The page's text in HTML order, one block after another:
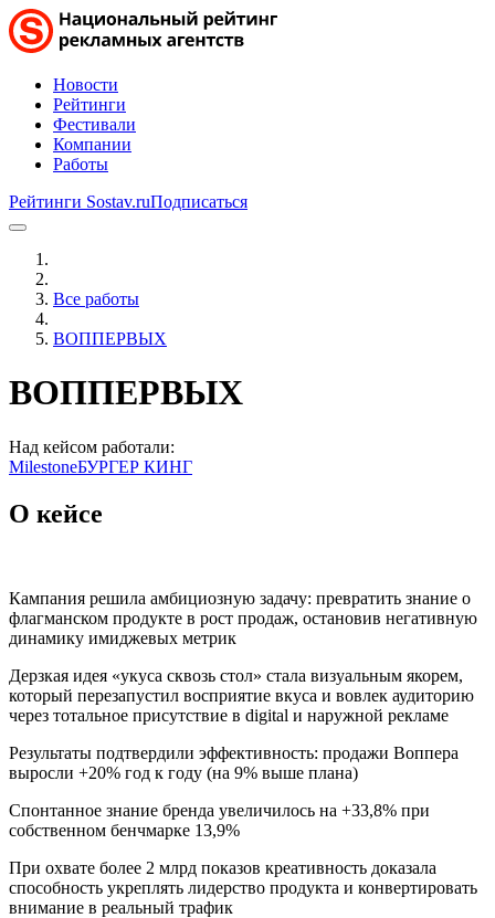
Новости
Рейтинги
Фестивали
Компании
Работы
Рейтинги Sostav.ruПодписаться
Все работы
ВОППЕРВЫХ
ВОППЕРВЫХ
Над кейсом работали:
MilestoneБУРГЕР КИНГ
О кейсе
Кампания решила амбициозную задачу: превратить знание о
флагманском продукте в рост продаж, остановив негативную
динамику имиджевых метрик
Дерзкая идея «укуса сквозь стол» стала визуальным якорем,
который перезапустил восприятие вкуса и вовлек аудиторию
через тотальное присутствие в digital и наружной рекламе
Результаты подтвердили эффективность: продажи Воппера
выросли +20% год к году (на 9% выше плана)
Спонтанное знание бренда увеличилось на +33,8% при
собственном бенчмарке 13,9%
При охвате более 2 млрд показов креативность доказала
способность укреплять лидерство продукта и конвертировать
внимание в реальный трафик